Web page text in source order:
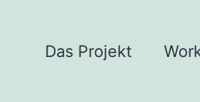
Das Projekt